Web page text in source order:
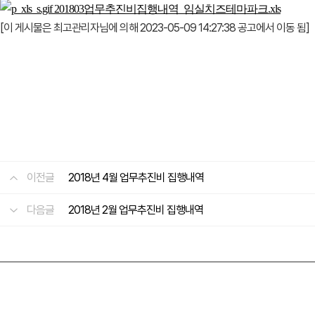
201803업무추진비집행내역_임실치즈테마파크.xls
[이 게시물은 최고관리자님에 의해 2023-05-09 14:27:38 공고에서 이동 됨]
이전글 2018년 4월 업무추진비 집행내역
다음글 2018년 2월 업무추진비 집행내역